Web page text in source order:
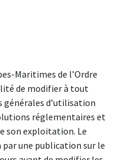
Maritimes de l’Ordre
de modifier à tout
d’utilisation
réglementaires et
son exploitation. Le
une publication sur le